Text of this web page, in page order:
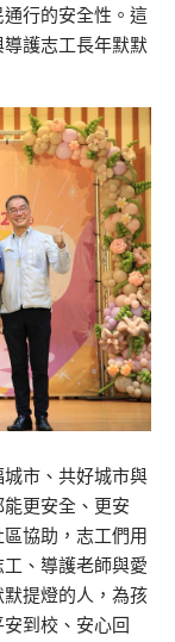
行的安全性。這
導護志工長年默默
市、 共好城市與
更安全、更安
協助，志工們用
、導護老師與愛
提燈的人，為孩
到校、安心回